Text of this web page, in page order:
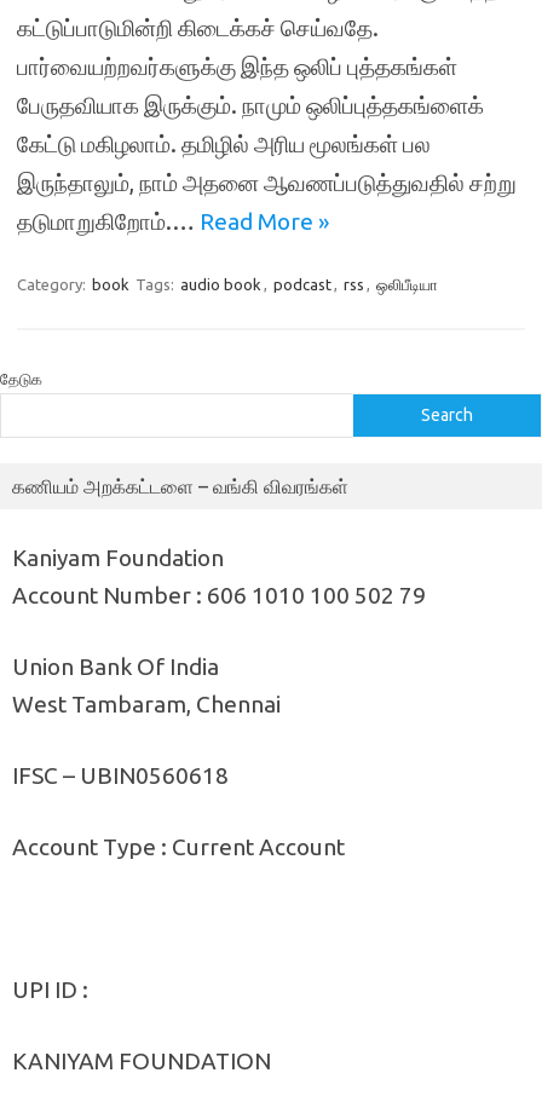
கட்டுப்பாடுமின்றி கிடைக்கச் செய்வதே.
பார்வையற்றவர்களுக்கு இந்த ஒலிப் புத்தகங்கள்
பேருதவியாக இருக்கும். நாமும் ஒலிப்புத்தகங்ளைக்
கேட்டு மகிழலாம். தமிழில் அரிய மூலங்கள் பல
இருந்தாலும், நாம் அதனை ஆவணப்படுத்துவதில் சற்று
தடுமாறுகிறோம்.… Read More »
Category: book Tags: audio book , podcast, rss , ஒலிபீடியா
தேடுக
Search
கணியம் அறக்கட்டளை – வங்கி விவரங்கள்
Kaniyam Foundation
Account Number : 606 1010 100 502 79
Union Bank Of India
West Tambaram, Chennai
IFSC – UBIN0560618
Account Type : Current Account
UPI ID :
KANIYAM FOUNDATION